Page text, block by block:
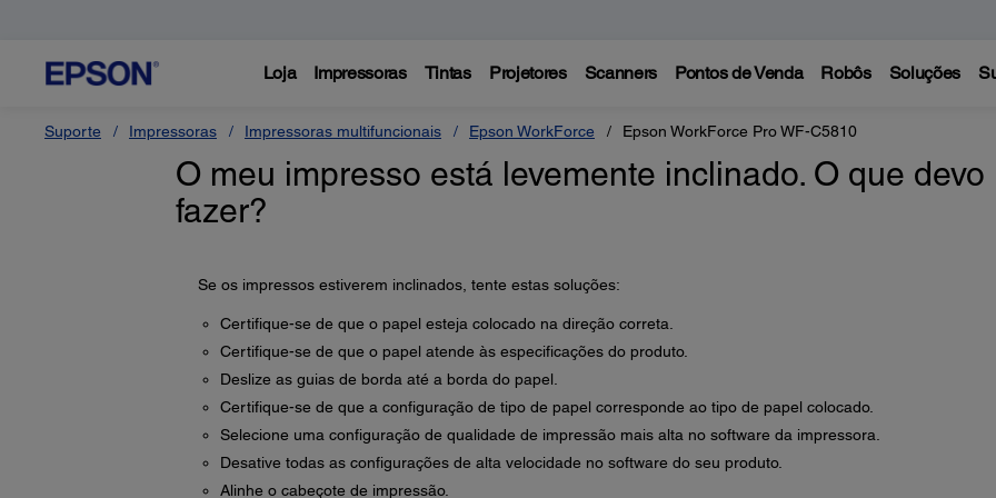
Loja Impressoras Tintas Projetores Scanners Pontos de Venda Robôs Soluções
Suporte Impressoras Impressoras multifuncionais Epson WorkForce Epson WorkForce Pro WF-C5810
O meu impresso está levemente inclinado. O que devo
fazer?
Se os impressos estiverem inclinados, tente estas soluções:
Certifique-se de que o papel esteja colocado na direção correta.
Certifique-se de que o papel atende às especificações do produto.
Deslize as guias de borda até a borda do papel.
Certifique-se de que a configuração de tipo de papel corresponde ao tipo de papel colocado.
Selecione uma configuração de qualidade de impressão mais alta no software da impressora.
Desative todas as configurações de alta velocidade no software do seu produto.
Alinhe o cabeçote de impressão.